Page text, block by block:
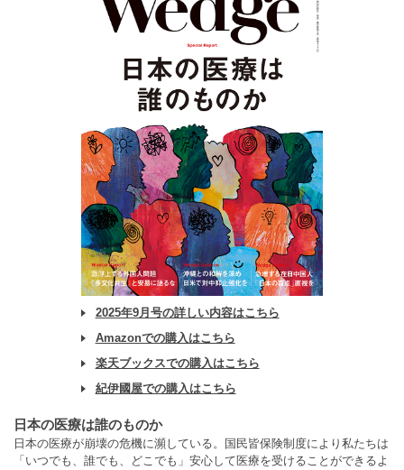
2025年9月号の詳しい内容はこちら
Amazonでの購入はこちら
楽天ブックスでの購入はこちら
紀伊國屋での購入はこちら
日本の医療は誰のものか
日本の医療が崩壊の危機に瀕している。国民皆保険制度により私たちは
「いつでも、誰でも、どこでも」安心して医療を受けることができるよ